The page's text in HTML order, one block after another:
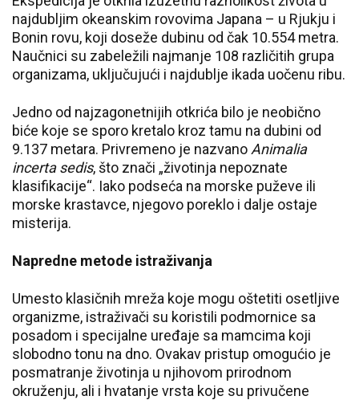
najdubljim okeanskim rovovima Japana – u Rjukju i
Bonin rovu, koji doseže dubinu od čak 10.554 metra.
Naučnici su zabeležili najmanje 108 različitih grupa
organizama, uključujući i najdublje ikada uočenu ribu.
Jedno od najzagonetnijih otkrića bilo je neobično
biće koje se sporo kretalo kroz tamu na dubini od
9.137 metara. Privremeno je nazvano Animalia
incerta sedis, što znači „životinja nepoznate
klasifikacije“. Iako podseća na morske puževe ili
morske krastavce, njegovo poreklo i dalje ostaje
misterija.
Napredne metode istraživanja
Umesto klasičnih mreža koje mogu oštetiti osetljive
organizme, istraživači su koristili podmornice sa
posadom i specijalne uređaje sa mamcima koji
slobodno tonu na dno. Ovakav pristup omogućio je
posmatranje životinja u njihovom prirodnom
okruženju, ali i hvatanje vrsta koje su privučene